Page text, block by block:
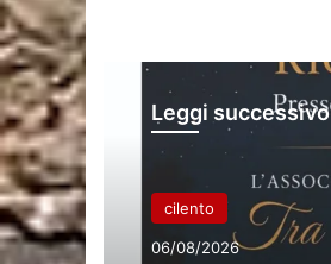
Leggi successivo
cilento
06/08/2026